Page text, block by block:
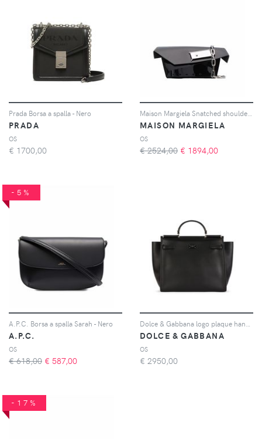
Prada Borsa a spalla - Nero
PRADA
OS
€ 1700,00
MAISON MARGIELA
OS
€ 2524,00 € 1894,00
-5%
A.P.C. Borsa a spalla Sarah - Nero
A.P.C.
OS
€ 618,00 € 587,00
DOLCE & GABBANA
OS
€ 2950,00
-17%